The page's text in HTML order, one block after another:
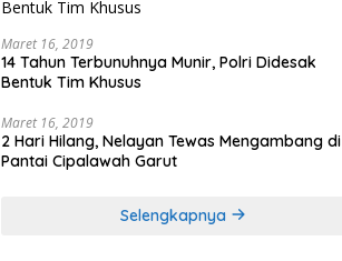
Maret 16, 2019
14 Tahun Terbunuhnya Munir, Polri Didesak
Bentuk Tim Khusus
Maret 16, 2019
2 Hari Hilang, Nelayan Tewas Mengambang di
Pantai Cipalawah Garut
Selengkapnya